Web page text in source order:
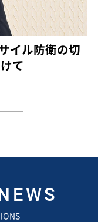
イル防衛の切
て